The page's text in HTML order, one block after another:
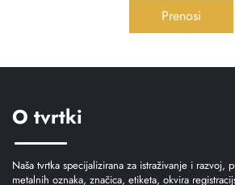
Prenosi
O tvrtki
Naša tvrtka specijalizirana za istraživanje i razvoj,
metalnih oznaka, značica, etiketa, okvira